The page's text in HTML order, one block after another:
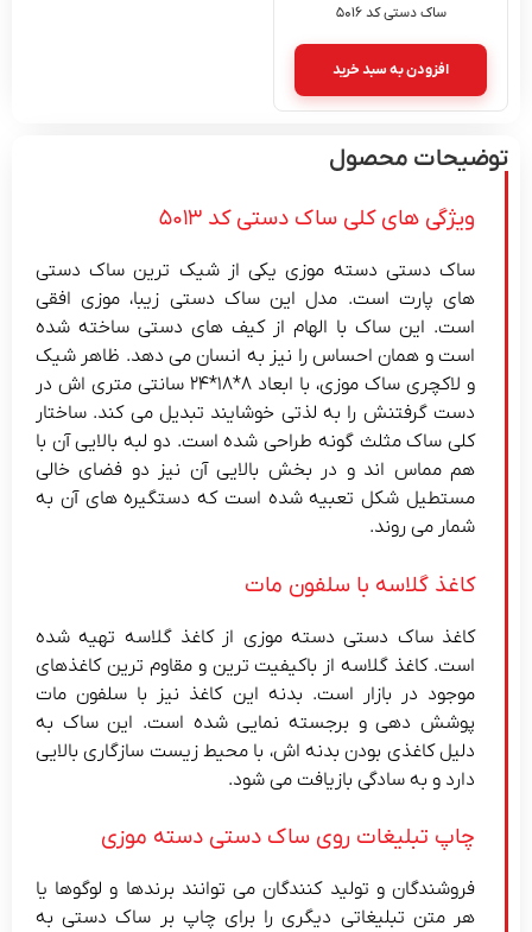
ساک دستی کد ۵۰۱۶
افزودن به سبد خرید
توضیحات محصول
ویژگی های کلی ساک دستی کد ۵۰۱۳
ساک دستی دسته موزی یکی از شیک ترین ساک دستی
های پارت است. مدل این ساک دستی زیبا، موزی افقی
است. این ساک با الهام از کیف های دستی ساخته شده
است و همان احساس را نیز به انسان می دهد. ظاهر شیک
و لاکچری ساک موزی، با ابعاد ۸*۱۸*۲۴ سانتی متری اش در
دست گرفتنش را به لذتی خوشایند تبدیل می کند. ساختار
کلی ساک مثلث گونه طراحی شده است. دو لبه بالایی آن با
هم مماس اند و در بخش بالایی آن نیز دو فضای خالی
مستطیل شکل تعبیه شده است که دستگیره های آن به
شمار می روند.
کاغذ گلاسه با سلفون مات
کاغذ ساک دستی دسته موزی از کاغذ گلاسه تهیه شده
است. کاغذ گلاسه از باکیفیت ترین و مقاوم ترین کاغذهای
موجود در بازار است. بدنه این کاغذ نیز با سلفون مات
پوشش دهی و برجسته نمایی شده است. این ساک به
دلیل کاغذی بودن بدنه اش، با محیط زیست سازگاری بالایی
دارد و به سادگی بازیافت می شود.
چاپ تبلیغات روی ساک دستی دسته موزی
فروشندگان و تولید کنندگان می توانند برندها و لوگوها یا
هر متن تبلیغاتی دیگری را برای چاپ بر ساک دستی به